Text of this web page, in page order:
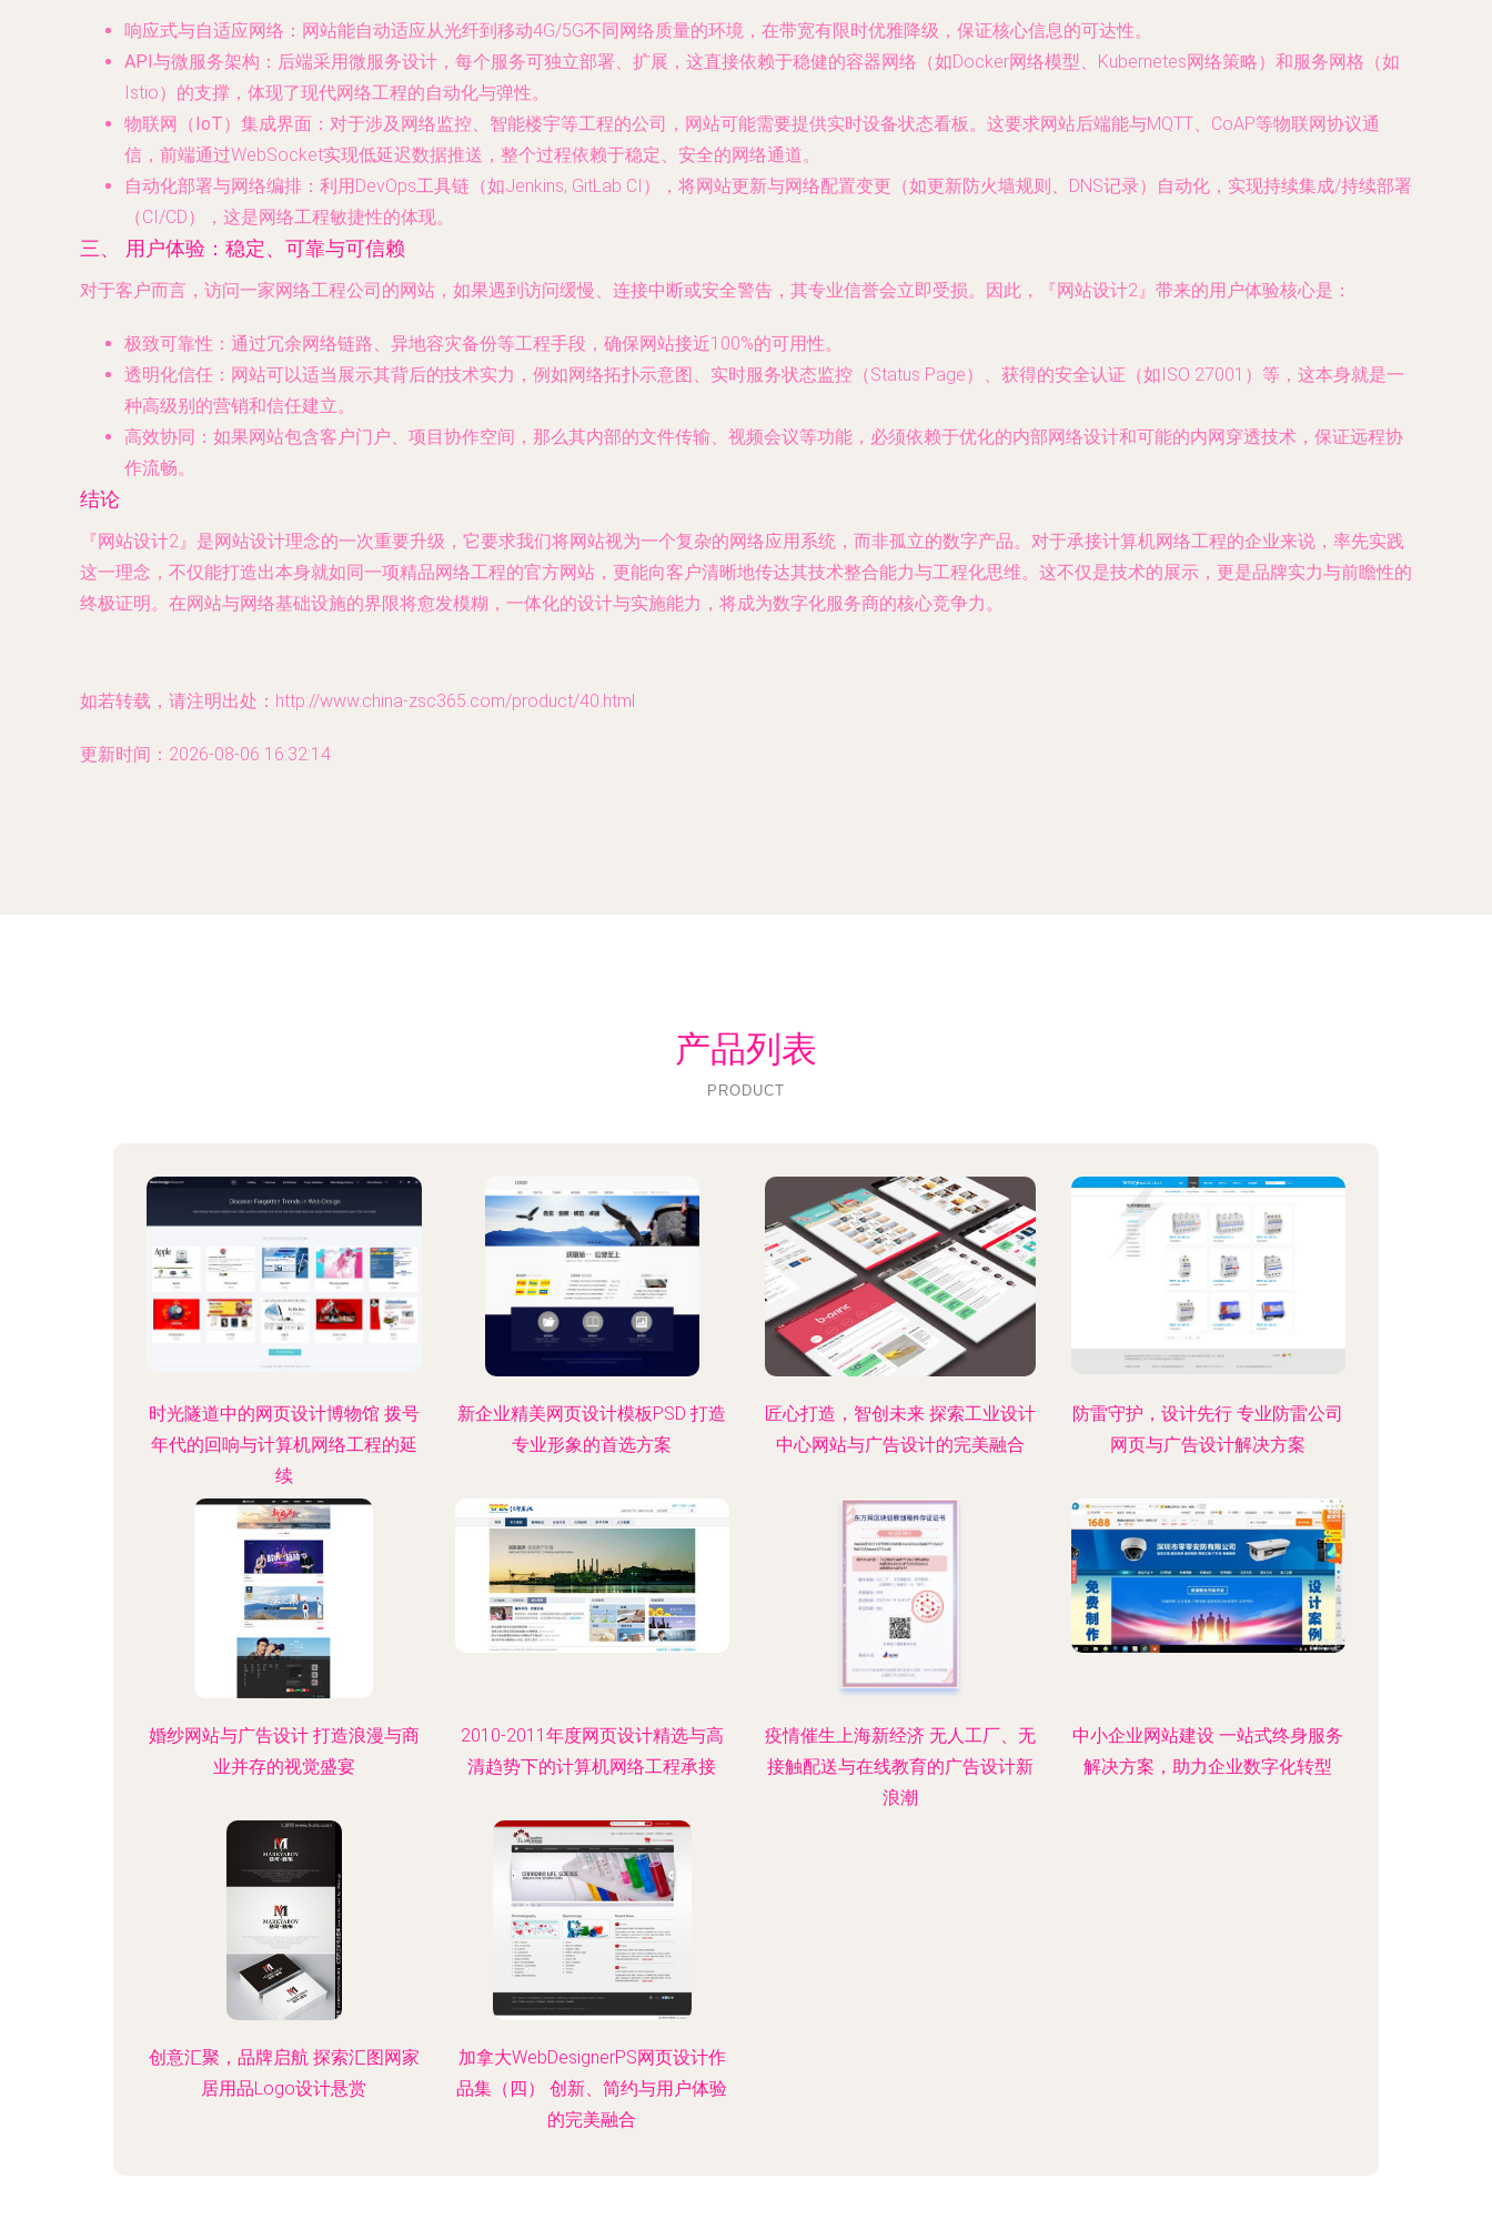
响应式与自适应网络 ：网站能自动适应从光纤到移动4G/5G不同网络质量的环境，在带宽有限时优雅降级，保证核心信息的可达性。
API与微服务架构 ：后端采用微服务设计，每个服务可独立部署、扩展，这直接依赖于稳健的容器网络（如Docker网络模型、Kubernetes网络策略）和服务网格（如
Istio）的支撑，体现了现代网络工程的自动化与弹性。
物联网（IoT）集成界面 ：对于涉及网络监控、智能楼宇等工程的公司，网站可能需要提供实时设备状态看板。这要求网站后端能与MQTT、CoAP等物联网协议通
信，前端通过WebSocket实现低延迟数据推送，整个过程依赖于稳定、安全的网络通道。
自动化部署与网络编排 ：利用DevOps工具链（如Jenkins, GitLab CI），将网站更新与网络配置变更（如更新防火墙规则、DNS记录）自动化，实现持续集成/持续部署
（CI/CD），这是网络工程敏捷性的体现。
三、 用户体验：稳定、可靠与可信赖
对于客户而言，访问一家网络工程公司的网站，如果遇到访问缓慢、连接中断或安全警告，其专业信誉会立即受损。因此，『网站设计2』带来的用户体验核心是：
极致可靠性 ：通过冗余网络链路、异地容灾备份等工程手段，确保网站接近100%的可用性。
透明化信任 ：网站可以适当展示其背后的技术实力，例如网络拓扑示意图、实时服务状态监控（Status Page）、获得的安全认证（如ISO 27001）等，这本身就是一
种高级别的营销和信任建立。
高效协同 ：如果网站包含客户门户、项目协作空间，那么其内部的文件传输、视频会议等功能，必须依赖于优化的内部网络设计和可能的内网穿透技术，保证远程协
作流畅。
结论
『网站设计2』是网站设计理念的一次重要升级，它要求我们将网站视为一个复杂的网络应用系统，而非孤立的数字产品。对于承接计算机网络工程的企业来说，率先实践
这一理念，不仅能打造出本身就如同一项精品网络工程的官方网站，更能向客户清晰地传达其技术整合能力与工程化思维。这不仅是技术的展示，更是品牌实力与前瞻性的
终极证明。在网站与网络基础设施的界限将愈发模糊，一体化的设计与实施能力，将成为数字化服务商的核心竞争力。
如若转载，请注明出处：http://www.china-zsc365.com/product/40.html
更新时间：2026-08-06 16:32:14
产品列表
PRODUCT
时光隧道中的网页设计博物馆 拨号
年代的回响与计算机网络工程的延
续
新企业精美网页设计模板PSD 打造
专业形象的首选方案
匠心打造，智创未来 探索工业设计
中心网站与广告设计的完美融合
防雷守护，设计先行 专业防雷公司
网页与广告设计解决方案
婚纱网站与广告设计 打造浪漫与商
业并存的视觉盛宴
2010-2011年度网页设计精选与高
清趋势下的计算机网络工程承接
疫情催生上海新经济 无人工厂、无
接触配送与在线教育的广告设计新
浪潮
中小企业网站建设 一站式终身服务
解决方案，助力企业数字化转型
创意汇聚，品牌启航 探索汇图网家
居用品Logo设计悬赏
加拿大WebDesignerPS网页设计作
品集（四） 创新、简约与用户体验
的完美融合